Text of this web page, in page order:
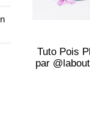
Tuto Pois
par